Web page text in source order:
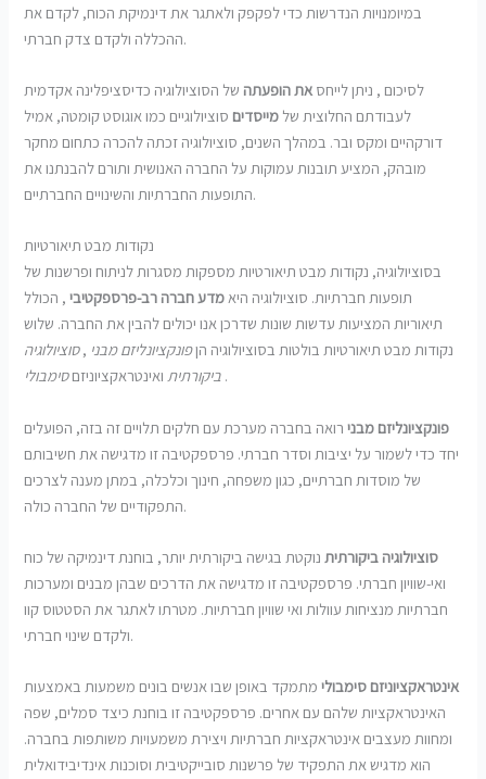
במיומנויות הנדרשות כדי לפקפק ולאתגר את דינמיקת הכוח, לקדם את
ההכללה ולקדם צדק חברתי.
לסיכום , ניתן לייחסאתהופעתה של הסוציולוגיה כדיסציפלינה אקדמית
לעבודתם החלוצית של מייסדים סוציולוגיים כמו אוגוסט קומטה, אמיל
דורקהיים ומקס ובר. במהלך השנים, סוציולוגיה זכתה להכרה כתחום מחקר
מובהק, המציע תובנות עמוקות על החברה האנושית ותורם להבנתנו את
התופעות החברתיות והשינויים החברתיים.
נקודות מבט תיאורטיות
בסוציולוגיה, נקודות מבט תיאורטיות מספקות מסגרות לניתוח ופרשנות של
תופעות חברתיות. סוציולוגיה היאמדע חברה רב-פרספקטיבי, הכולל
תיאוריות המציעות עדשות שונות שדרכן אנו יכולים להבין את החברה. שלוש
נקודות מבט תיאורטיות בולטות בסוציולוגיה הןפונקציונליזם מבני ,סוציולוגיה
ביקורתיתואינטראקציוניזםסימבולי .
פונקציונליזם מבנירואה בחברה מערכת עם חלקים תלויים זה בזה, הפועלים
יחד כדי לשמור על יציבות וסדר חברתי. פרספקטיבה זו מדגישה את חשיבותם
של מוסדות חברתיים, כגון משפחה, חינוך וכלכלה, במתן מענה לצרכים
התפקודיים של החברה כולה.
סוציולוגיה ביקורתיתנוקטת בגישה ביקורתית יותר, בוחנת דינמיקה של כוח
ואי-שוויון חברתי. פרספקטיבה זו מדגישה את הדרכים שבהן מבנים ומערכות
חברתיות מנציחות עוולות ואי שוויון חברתיות. מטרתו לאתגר את הסטטוס קוו
ולקדם שינוי חברתי.
אינטראקציוניזם סימבולימתמקד באופן שבו אנשים בונים משמעות באמצעות
האינטראקציות שלהם עם אחרים. פרספקטיבה זו בוחנת כיצד סמלים, שפה
ומחוות מעצבים אינטראקציות חברתיות ויצירת משמעויות משותפות בחברה.
הוא מדגיש את התפקיד של פרשנות סובייקטיבית וסוכנות אינדיבידואלית